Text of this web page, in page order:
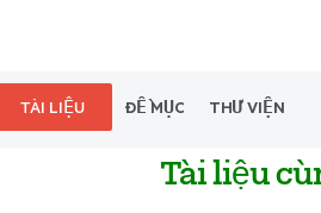
TÀI LIỆU ĐỀ MỤC THƯ VIỆN
Tài liệu